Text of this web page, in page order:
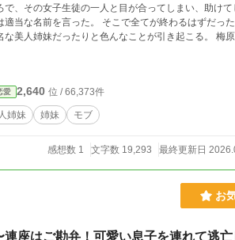
女子生徒の一人と目が合ってしまい、助けてしまった。
るはずだったが、そこから梅原が言っ
美人姉妹だったりと色んなことが引き起こる。 梅
愛 2,640 位 / 66,373件
姉妹 姉妹 モブ
感想数 1 文字数 19,293 最終更新日
お
座はご勘弁！可愛い息子を連れて逃